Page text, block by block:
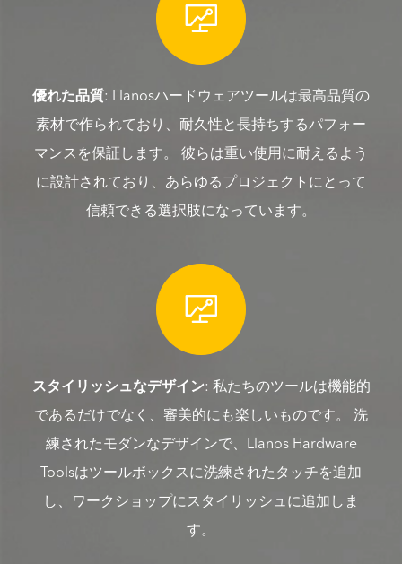

優れた品質: Llanosハードウェアツールは最高品質の
素材で作られており、耐久性と長持ちするパフォー
マンスを保証します。 彼らは重い使用に耐えるよう
に設計されており、あらゆるプロジェクトにとって
信頼できる選択肢になっています。

スタイリッシュなデザイン: 私たちのツールは機能的
であるだけでなく、審美的にも楽しいものです。 洗
練されたモダンなデザインで、Llanos Hardware
Toolsはツールボックスに洗練されたタッチを追加
し、ワークショップにスタイリッシュに追加しま
す。